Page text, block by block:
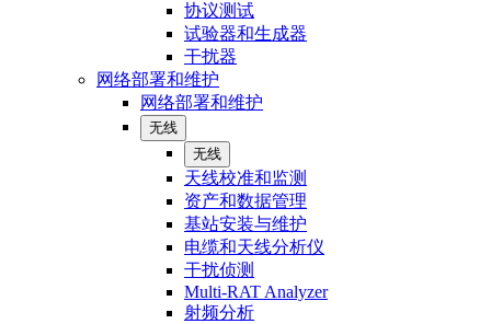
协议测试
试验器和生成器
干扰器
网络部署和维护
网络部署和维护
无线
无线
天线校准和监测
资产和数据管理
基站安装与维护
电缆和天线分析仪
干扰侦测
Multi-RAT Analyzer
射频分析